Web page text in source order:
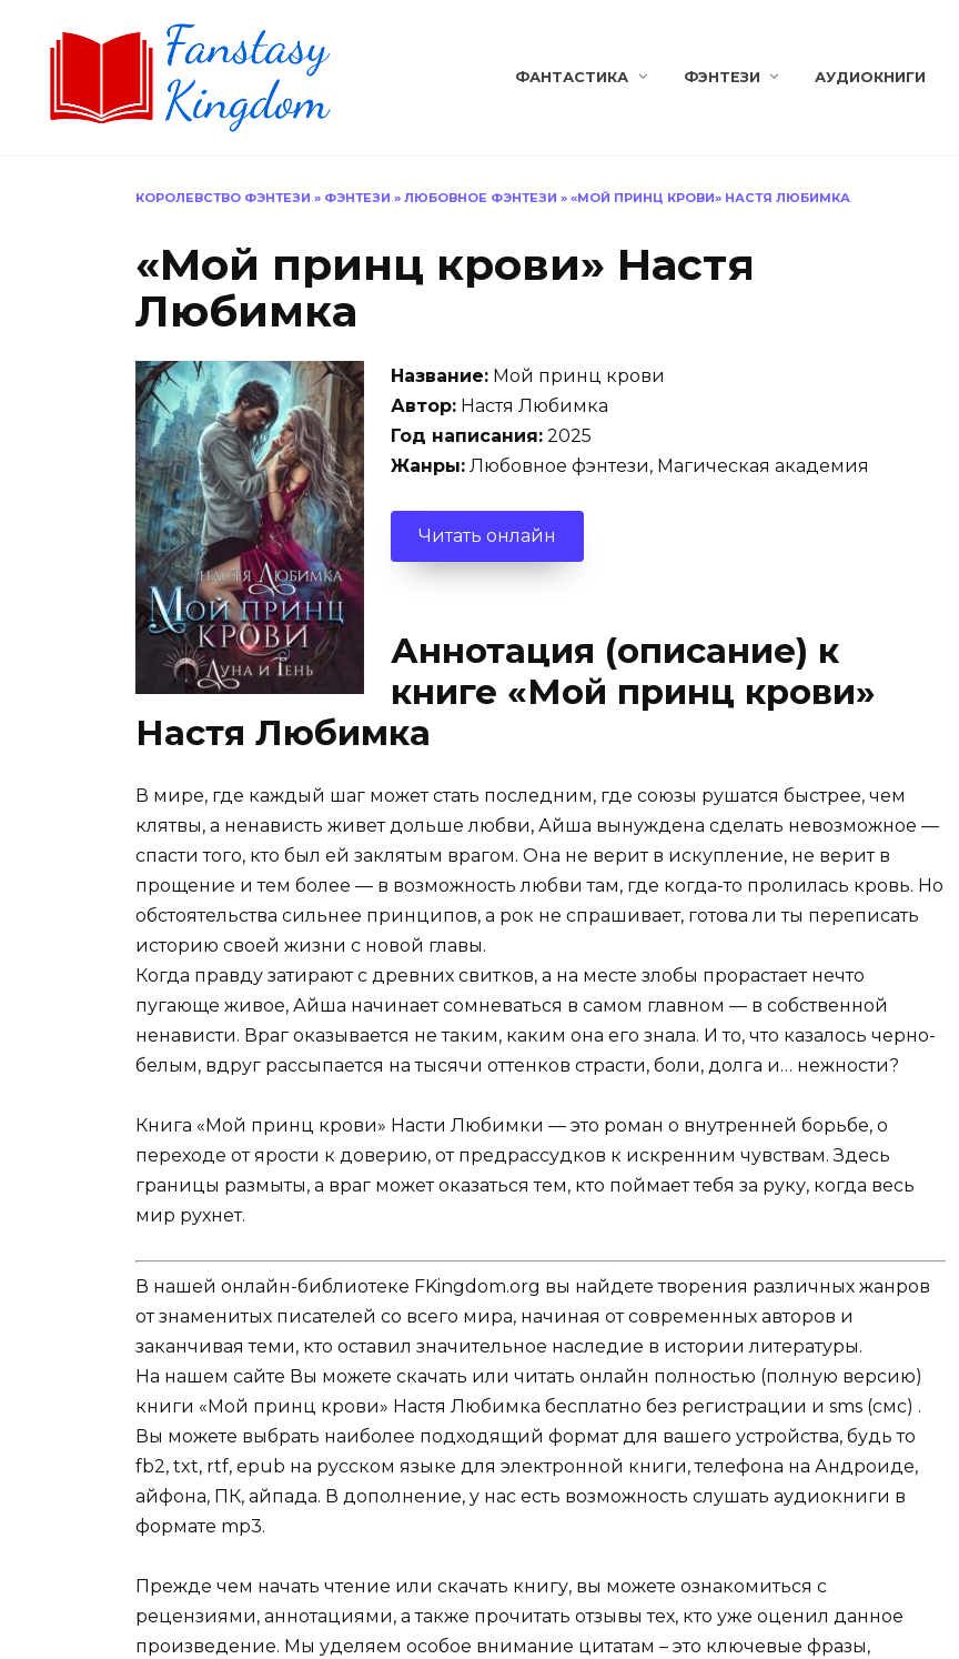
ФАНТАСТИКА ФЭНТЕЗИ АУДИОКНИГИ
КОРОЛЕВСТВО ФЭНТЕЗИ » ФЭНТЕЗИ » ЛЮБОВНОЕ ФЭНТЕЗИ » «МОЙ ПРИНЦ КРОВИ» НАСТЯ ЛЮБИМКА
«Мой принц крови» Настя
Любимка
Название: Мой принц крови
Автор: Настя Любимка
Год написания: 2025
Жанры: Любовное фэнтези, Магическая академия
Читать онлайн
Аннотация (описание) к
книге «Мой принц крови»
Настя Любимка
В мире, где каждый шаг может стать последним, где союзы рушатся быстрее, чем
клятвы, а ненависть живет дольше любви, Айша вынуждена сделать невозможное —
спасти того, кто был ей заклятым врагом. Она не верит в искупление, не верит в
прощение и тем более — в возможность любви там, где когда-то пролилась кровь. Но
обстоятельства сильнее принципов, а рок не спрашивает, готова ли ты переписать
историю своей жизни с новой главы.
Когда правду затирают с древних свитков, а на месте злобы прорастает нечто
пугающе живое, Айша начинает сомневаться в самом главном — в собственной
ненависти. Враг оказывается не таким, каким она его знала. И то, что казалось черно-
белым, вдруг рассыпается на тысячи оттенков страсти, боли, долга и… нежности?
Книга «Мой принц крови» Насти Любимки — это роман о внутренней борьбе, о
переходе от ярости к доверию, от предрассудков к искренним чувствам. Здесь
границы размыты, а враг может оказаться тем, кто поймает тебя за руку, когда весь
мир рухнет.
В нашей онлайн-библиотеке FKingdom.org вы найдете творения различных жанров
от знаменитых писателей со всего мира, начиная от современных авторов и
заканчивая теми, кто оставил значительное наследие в истории литературы.
На нашем сайте Вы можете скачать или читать онлайн полностью (полную версию)
книги «Мой принц крови» Настя Любимка бесплатно без регистрации и sms (смс) .
Вы можете выбрать наиболее подходящий формат для вашего устройства, будь то
fb2, txt, rtf, epub на русском языке для электронной книги, телефона на Андроиде,
айфона, ПК, айпада. В дополнение, у нас есть возможность слушать аудиокниги в
формате mp3.
Прежде чем начать чтение или скачать книгу, вы можете ознакомиться с
рецензиями, аннотациями, а также прочитать отзывы тех, кто уже оценил данное
произведение. Мы уделяем особое внимание цитатам – это ключевые фразы,